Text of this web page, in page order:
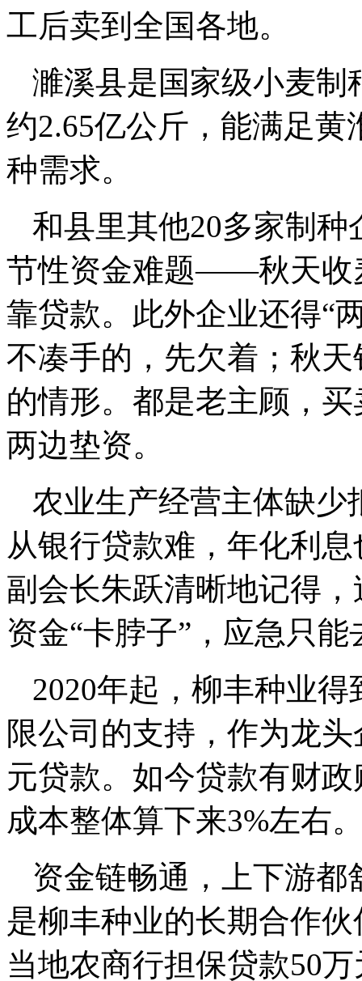
工后卖到全国各地。
濉溪县是国家级小麦制
约2.65亿公斤，能满足黄
种需求。
和县里其他20多家制
节性资金难题——秋天收
靠贷款。此外企业还得“
不凑手的，先欠着；秋
的情形。都是老主顾，
两边垫资。
农业生产经营主体缺少
从银行贷款难，年化利
副会长朱跃清晰地记得
资金“卡脖子”，应急只
2020年起，柳丰种业
限公司的支持，作为龙
元贷款。如今贷款有财
成本整体算下来3%左右
资金链畅通，上下游都
是柳丰种业的长期合作
当地农商行担保贷款50